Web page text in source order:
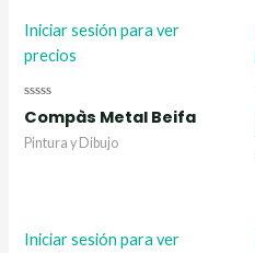
Iniciar sesión para ver
precios
Valorado
con
0
de
Compàs Metal Beifa
Pintura y Dibujo
Iniciar sesión para ver